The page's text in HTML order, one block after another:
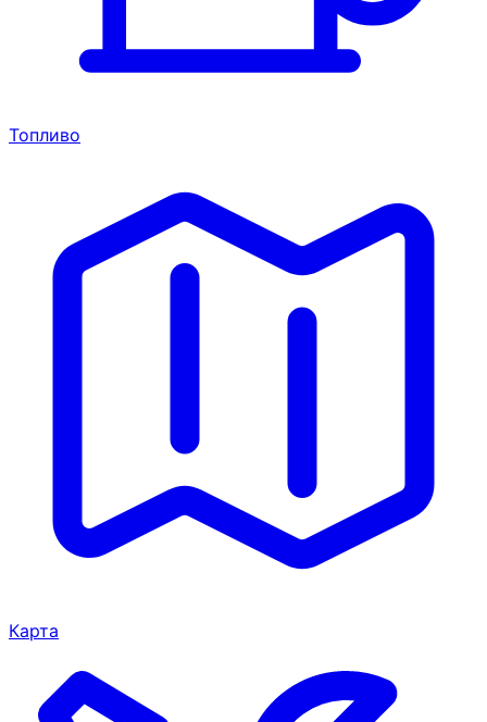
Топливо
Карта